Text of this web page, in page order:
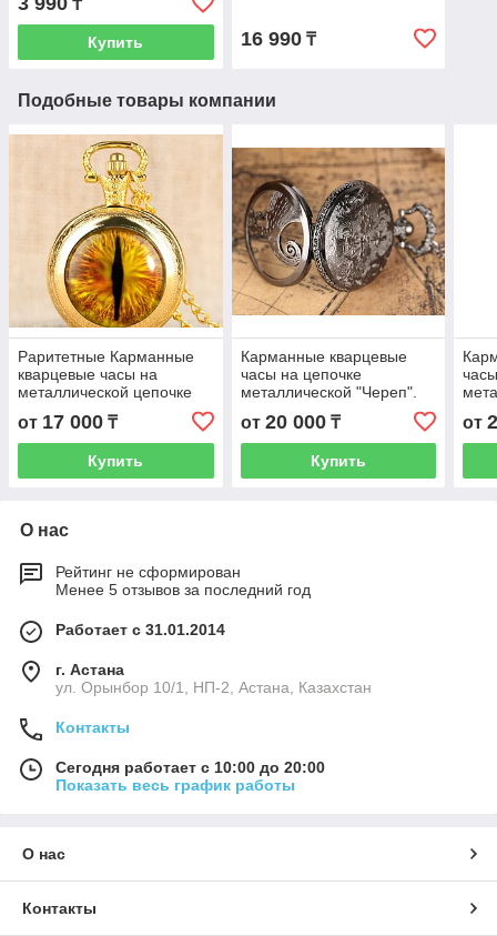
Купить 16 990₸
Подобные товары компании
Раритетные Карманные
кварцевые часы на
металлической цепочке
"Око Саурона". Глаз|
Саруман. Властелин
колец. Толкин.
от 17 000 ₸
Купить
Карманные кварцевые
часы на цепочке
металлической "Череп".
Под старину часики
раритетные.
от 20 000₸
Купить
от
О нас
Рейтинг не сформирован
Менее 5 отзывов за последний год
Работает с 31.01.2014
г. Астана
ул. Орынбор 10/1, НП-2, Астана, Казахстан
Контакты
Сегодня работает с 10:00 до 20:00
Показать весь график работы
О нас
Контакты